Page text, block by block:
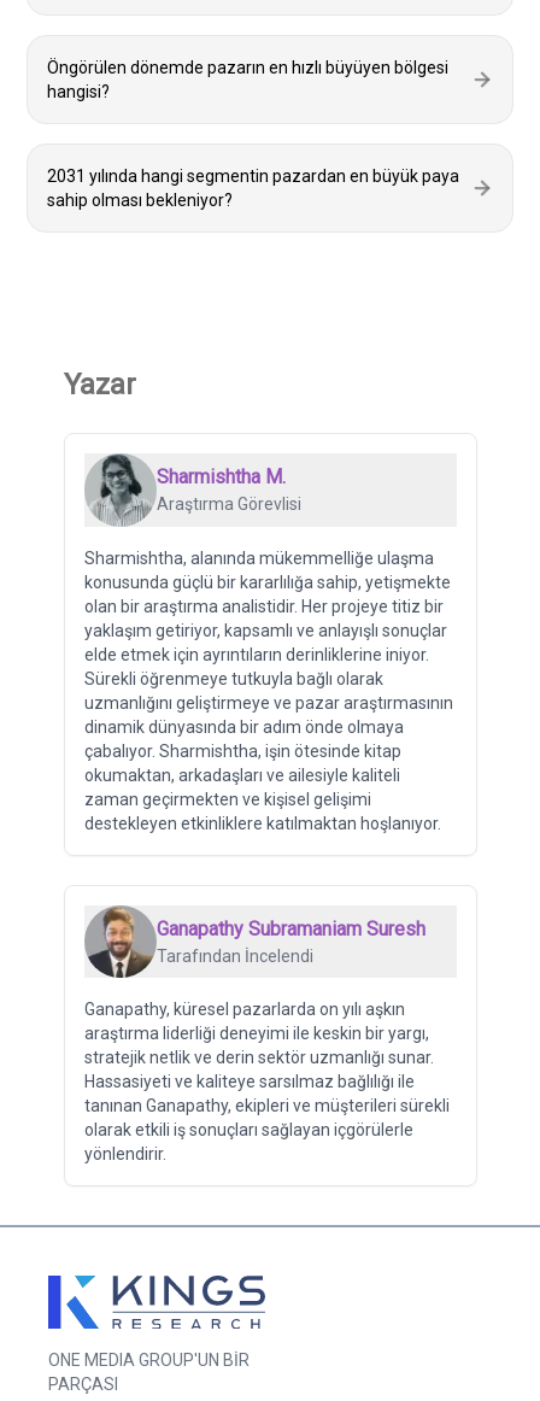
Öngörülen dönemde pazarın en hızlı büyüyen bölgesi
hangisi?
2031 yılında hangi segmentin pazardan en büyük paya
sahip olması bekleniyor?
Yazar
Sharmishtha M.
Araştırma Görevlisi
Sharmishtha, alanında mükemmelliğe ulaşma
konusunda güçlü bir kararlılığa sahip, yetişmekte
olan bir araştırma analistidir. Her projeye titiz bir
yaklaşım getiriyor, kapsamlı ve anlayışlı sonuçlar
elde etmek için ayrıntıların derinliklerine iniyor.
Sürekli öğrenmeye tutkuyla bağlı olarak
uzmanlığını geliştirmeye ve pazar araştırmasının
dinamik dünyasında bir adım önde olmaya
çabalıyor. Sharmishtha, işin ötesinde kitap
okumaktan, arkadaşları ve ailesiyle kaliteli
zaman geçirmekten ve kişisel gelişimi
destekleyen etkinliklere katılmaktan hoşlanıyor.
Ganapathy Subramaniam Suresh
Tarafından İncelendi
Ganapathy, küresel pazarlarda on yılı aşkın
araştırma liderliği deneyimi ile keskin bir yargı,
stratejik netlik ve derin sektör uzmanlığı sunar.
Hassasiyeti ve kaliteye sarsılmaz bağlılığı ile
tanınan Ganapathy, ekipleri ve müşterileri sürekli
olarak etkili iş sonuçları sağlayan içgörülerle
yönlendirir.
ONE MEDIA GROUP'UN BİR
PARÇASI